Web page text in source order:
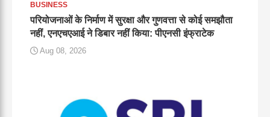
BUSINESS
परियोजनाओं के निर्माण में सुरक्षा और गुणवत्ता से कोई समझौता
नहीं, एनएचएआई ने डिबार नहीं किया: पीएनसी इंफ्राटेक
Aug 08, 2026